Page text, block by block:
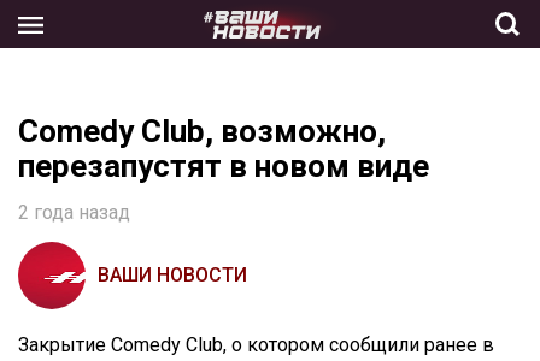
the
Comedy Club, возможно,
перезапустят в новом виде
2 года назад
ВАШИ НОВОСТИ
Закрытие Comedy Club, о котором сообщили ранее в